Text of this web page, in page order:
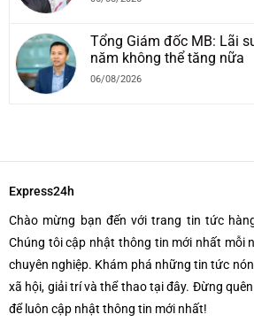
Tổng Giám đốc MB: Lãi
năm không thể tăng nữa
06/08/2026
Express24h
Chào mừng bạn đến với trang tin tức
Chúng tôi cập nhật thông tin mới nhất mỗi
chuyên nghiệp. Khám phá những tin tức
xã hội, giải trí và thể thao tại đây. Đừng
để luôn cập nhật thông tin mới nhất!